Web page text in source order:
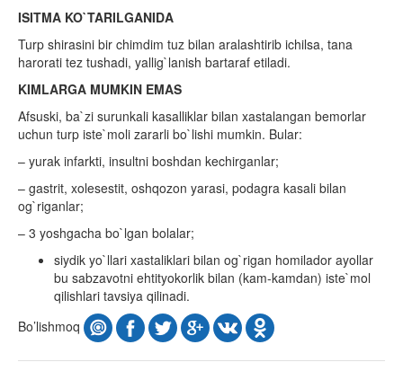
ISITMA KO`TARILGANIDA
Turp shirasini bir chimdim tuz bilan aralashtirib ichilsa, tana
harorati tez tushadi, yallig`lanish bartaraf etiladi.
KIMLARGA MUMKIN EMAS
Afsuski, ba`zi surunkali kasalliklar bilan xastalangan bemorlar
uchun turp iste`moli zararli bo`lishi mumkin. Bular:
– yurak infarkti, insultni boshdan kechirganlar;
– gastrit, xolesestit, oshqozon yarasi, podagra kasali bilan
og`riganlar;
– 3 yoshgacha bo`lgan bolalar;
siydik yo`llari xastaliklari bilan og`rigan homilador ayollar
bu sabzavotni ehtityokorlik bilan (kam-kamdan) iste`mol
qilishlari tavsiya qilinadi.
Bo’lishmoq